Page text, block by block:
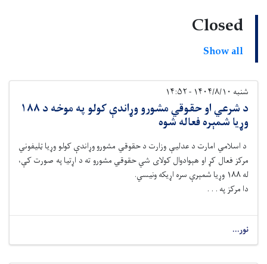
Closed
Show all
شنبه ۱۴۰۴/۸/۱۰ - ۱۴:۵۲
د شرعي او حقوقي مشورو وړاندې کولو په موخه د ۱۸۸
وړیا شمېره فعاله شوه
د اسلامي امارت د عدليې وزارت د حقوقي مشورو وړاندې کولو وړیا ټلیفوني
مرکز فعال کړ او هېوادوال کولای شي حقوقي مشورو ته د اړتیا په صورت کې،
له ۱۸۸ وړیا شمېرې سره اړیکه ونیسي.
دا مرکز په . . .
نور...